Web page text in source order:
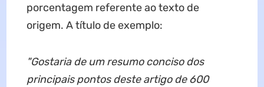
porcentagem referente ao texto de
origem. A título de exemplo:
"Gostaria de um resumo conciso dos
principais pontos deste artigo de 600